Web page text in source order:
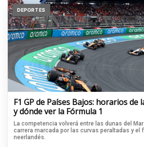
DEPORTES
F1 GP de Países Bajos: horarios de
y dónde ver la Fórmula 1
La competencia volverá entre las dunas del
carrera marcada por las curvas peraltadas y el
neerlandés.